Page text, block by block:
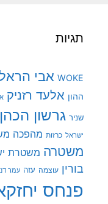
תגיות
WOKE אבי
ההון אלעד רזניק
שניר גרשון הכהן
ישראל כרזות מהפכה
משטרה משטרת
בורין עוצמה עזה עמר
פנחס